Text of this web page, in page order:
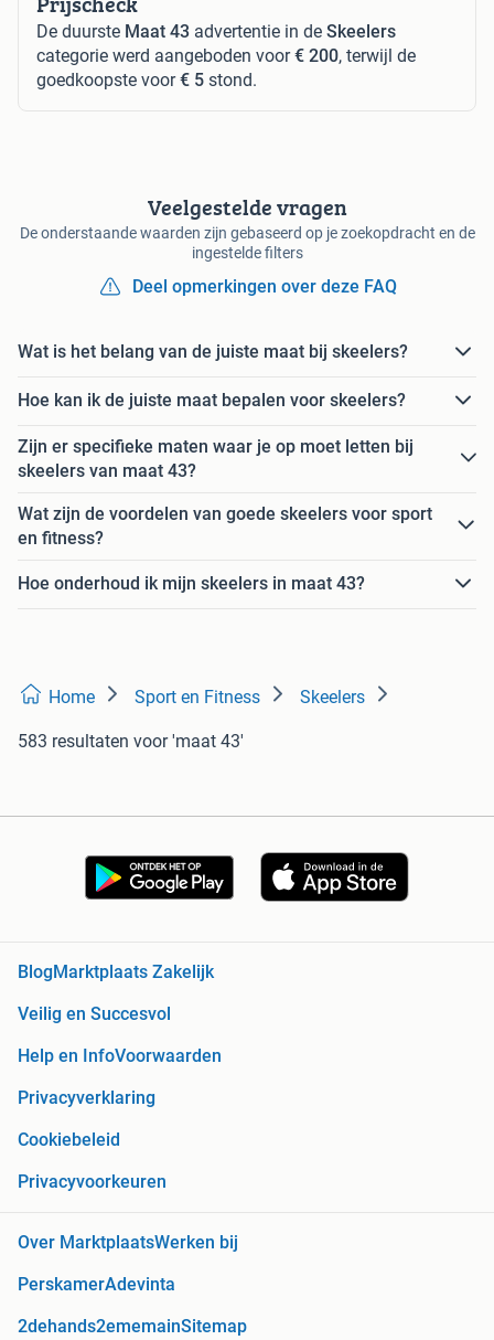
De duurste Maat 43 advertentie in de Skeelers
categorie werd aangeboden voor€ 200, terwijl de
goedkoopste voor€ 5 stond.
Veelgestelde vragen
De onderstaande waarden zijn gebaseerd op je zoekopdracht en de
ingestelde filters
Deel opmerkingen over deze FAQ
Wat is het belang van de juiste maat bij skeelers?
Hoe kan ik de juiste maat bepalen voor skeelers?
Zijn er specifieke maten waar je op moet letten bij
skeelers van maat 43?
Wat zijn de voordelen van goede skeelers voor sport
en fitness?
Hoe onderhoud ik mijn skeelers in maat 43?
Home Sport en Fitness Skeelers
583 resultaten voor 'maat 43'
BlogMarktplaats Zakelijk
Veilig en Succesvol
Help en InfoVoorwaarden
Privacyverklaring
Cookiebeleid
Privacyvoorkeuren
Over MarktplaatsWerken bij
PerskamerAdevinta
2dehands2ememainSitemap